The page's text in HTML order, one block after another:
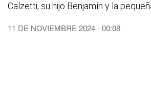
Calzetti, su hijo Benjamín y la
11 DE NOVIEMBRE 2024 - 00:08